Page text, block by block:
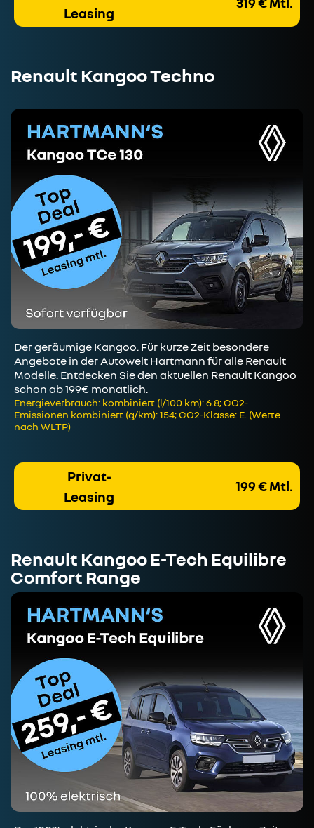
Leasing
Renault Kangoo Techno
Der geräumige Kangoo. Für kurze Zeit besondere
Angebote in der Autowelt Hartmann für alle Renault
Modelle. Entdecken Sie den aktuellen Renault Kangoo
schon ab 199€ monatlich.
Energieverbrauch: kombiniert (l/100 km): 6.8; CO2-
Emissionen kombiniert (g/km): 154; CO2-Klasse: E. (Werte
nach WLTP)
Privat-
Leasing
199 € Mtl.
Renault Kangoo E-Tech Equilibre
Comfort Range